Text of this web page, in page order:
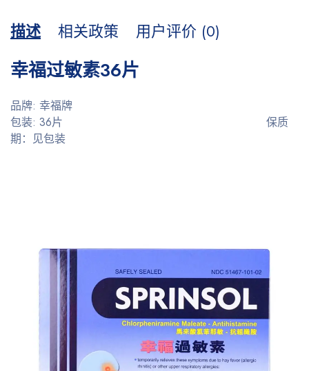
描述 相关政策 用户评价 (0)
幸福过敏素36片
品牌: 幸福牌
包装: 36片 保质
期：见包装